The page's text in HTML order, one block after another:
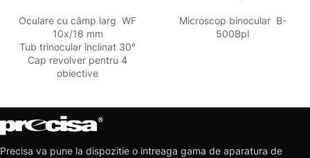
Oculare cu câmp larg WF
10x/18 mm
Tub trinocular înclinat 30°
Cap revolver pentru 4
obiective
Microscop binocular B-
500Bpl
Precisa va pune la dispozitie o intreaga gama de aparatura de